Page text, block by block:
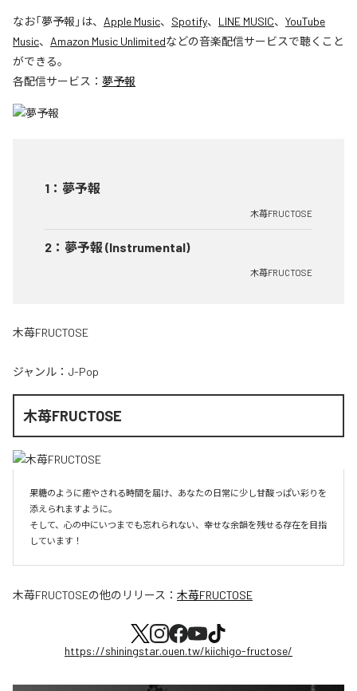
なお「夢予報 」は、 Apple Music、 Spotify、 LINE MUSIC、 YouTube
Music、 Amazon Music Unlimitedなどの音楽配信サービスで聴くこと
ができる。
各配信サービス： 夢予報
1 ： 夢予報
木苺FRUCTOSE
2 ： 夢予報 (Instrumental)
木苺FRUCTOSE
木苺FRUCTOSE
ジャンル： J-Pop
木苺FRUCTOSE
果糖のように癒やされる時間を届け、あなたの日常に少し甘酸っぱい彩りを
添えられますように。
そして、心の中にいつまでも忘れられない、幸せな余韻を残せる存在を目指
しています！
木苺FRUCTOSEの他のリリース： 木苺FRUCTOSE
https://shiningstar.ouen.tw/kiichigo-fructose/